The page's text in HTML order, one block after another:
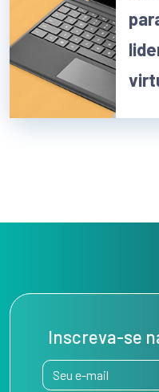
Inscreva-se